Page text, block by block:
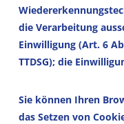
die Verarbeitung
Einwilligung (Art. 6
TTDSG); die
Sie können Ihren
das Setzen von